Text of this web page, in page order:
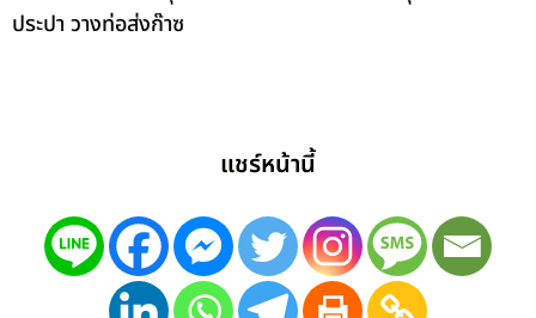
ประปา วางท่อส่งก๊าซ
แชร์หน้านี้